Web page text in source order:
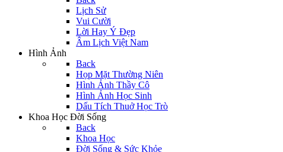
Lịch Sử
Vui Cười
Lời Hay Ý Đẹp
Âm Lịch Việt Nam
Hình Ảnh
Back
Họp Mặt Thường Niên
Hình Ảnh Thầy Cô
Hình Ảnh Học Sinh
Dấu Tích Thuở Học Trò
Khoa Học Đời Sống
Back
Khoa Học
Đời Sống & Sức Khỏe